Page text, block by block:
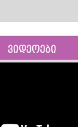
ვიდეოები